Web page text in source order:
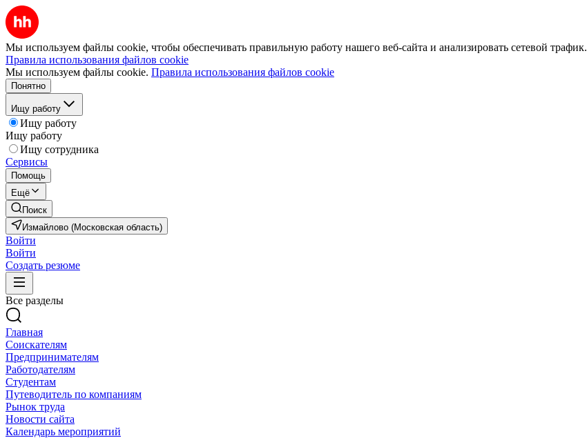
Мы используем файлы cookie, чтобы обеспечивать правильную работу нашего веб-сайта и анализировать сетевой трафик.
Правила использования файлов cookie
Мы используем файлы cookie. Правила использования файлов cookie
Понятно
Ищу работу
Ищу работу
Ищу работу
Ищу сотрудника
Сервисы
Помощь
Ещё
Поиск
Измайлово (Московская область)
Войти
Войти
Создать резюме
Все разделы
Главная
Соискателям
Предпринимателям
Работодателям
Студентам
Путеводитель по компаниям
Рынок труда
Новости сайта
Календарь мероприятий